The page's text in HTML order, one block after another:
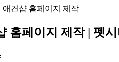
애견샵 홈페이지 제작
홈페이지 제작 | 펫